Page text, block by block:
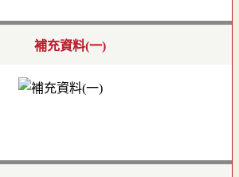
補充資料(一)